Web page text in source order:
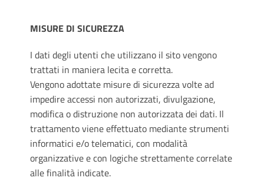
MISURE DI SICUREZZA
I dati degli utenti che utilizzano il sito vengono
trattati in maniera lecita e corretta.
Vengono adottate misure di sicurezza volte ad
impedire accessi non autorizzati, divulgazione,
modifica o distruzione non autorizzata dei dati. Il
trattamento viene effettuato mediante strumenti
informatici e/o telematici, con modalità
organizzative e con logiche strettamente correlate
alle finalità indicate.